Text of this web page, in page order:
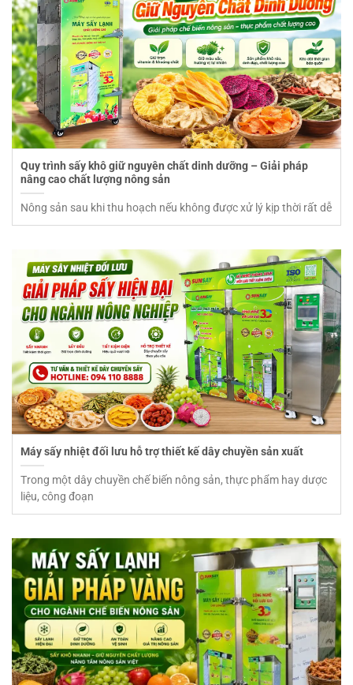
Quy trình sấy khô giữ nguyên chất dinh dưỡng – Giải pháp
nâng cao chất lượng nông sản
Nông sản sau khi thu hoạch nếu không được xử lý kịp thời rất dễ
Máy sấy nhiệt đối lưu hỗ trợ thiết kế dây chuyền sản xuất
Trong một dây chuyền chế biến nông sản, thực phẩm hay dược
liệu, công đoạn